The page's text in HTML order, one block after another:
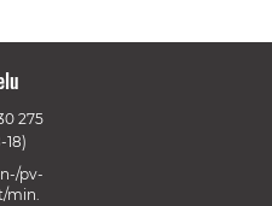
275
18)
pv-
min.